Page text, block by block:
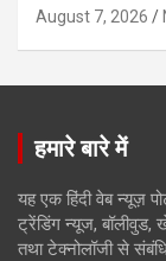
August 7, 2026
हमारे बारे में
यह एक हिंदी वेब न्यूज़
ट्रेंडिंग न्यूज, बॉलीवुड,
तथा टेक्नोलॉजी से